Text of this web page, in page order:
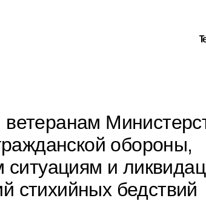
обороны,
и
стихийных бедствий